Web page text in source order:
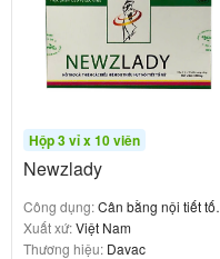
Hộp 3 vỉ x 10 viên
Newzlady
Công dụng:Cân bằng nội tiết tố,
làm đẹp da
Xuất xứ:Việt Nam
Thương hiệu: Davac